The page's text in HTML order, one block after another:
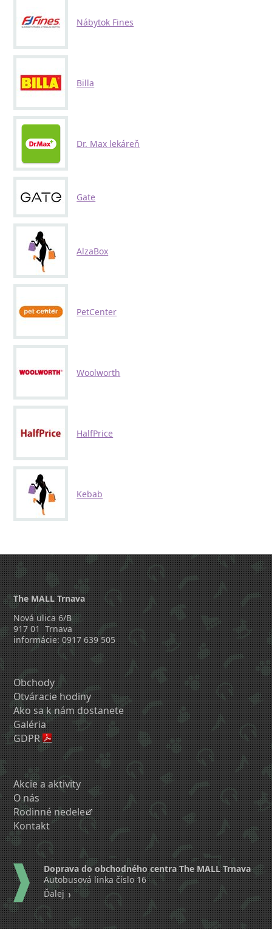
Nábytok Fines
Billa
Dr. Max lekáreň
Gate
AlzaBox
PetCenter
Woolworth
HalfPrice
Kebab
The MALL Trnava
Nová ulica 6/B
917 01 Trnava
informácie: 0917 639 505
Obchody
Otváracie hodiny
Ako sa k nám dostanete
Galéria
GDPR
Akcie a aktivity
O nás
Rodinné nedele
Kontakt
Doprava do obchodného centra The MALL Trnava
Autobusová linka číslo 16
Ďalej